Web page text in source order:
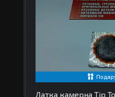
Латка камерна Tip